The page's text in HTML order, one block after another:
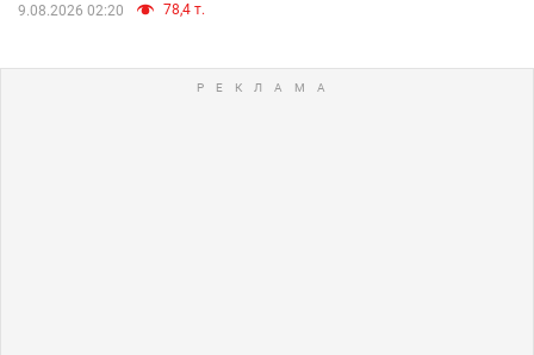
9.08.2026 02:20 78,4 т.